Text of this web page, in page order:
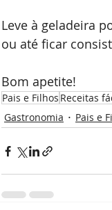
Leve à geladeira
ou até ficar
Bom apetite!
Pais e Filhos Receitas
Gastronomia
Pais e